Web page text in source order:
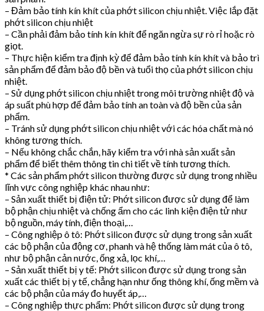
– Đảm bảo tính kín khít của phớt silicon chịu nhiệt. Việc lắp đặt
phớt silicon chịu nhiệt
– Cần phải đảm bảo tính kín khít để ngăn ngừa sự rò rỉ hoặc rò
giọt.
– Thực hiện kiểm tra định kỳ để đảm bảo tính kín khít và bảo trì
sản phẩm để đảm bảo độ bền và tuổi thọ của phớt silicon chịu
nhiệt.
– Sử dụng phớt silicon chịu nhiệt trong môi trường nhiệt độ và
áp suất phù hợp để đảm bảo tính an toàn và độ bền của sản
phẩm.
– Tránh sử dụng phớt silicon chịu nhiệt với các hóa chất mà nó
không tương thích.
– Nếu không chắc chắn, hãy kiểm tra với nhà sản xuất sản
phẩm để biết thêm thông tin chi tiết về tính tương thích.
* Các sản phẩm phớt silicon thường được sử dụng trong nhiều
lĩnh vực công nghiệp khác nhau như:
– Sản xuất thiết bị điện tử: Phớt silicon được sử dụng để làm
bộ phận chịu nhiệt và chống ẩm cho các linh kiện điện tử như
bộ nguồn, máy tính, điện thoại,…
– Công nghiệp ô tô: Phớt silicon được sử dụng trong sản xuất
các bộ phận của động cơ, phanh và hệ thống làm mát của ô tô,
như bộ phận cản nước, ống xả, lọc khí,…
– Sản xuất thiết bị y tế: Phớt silicon được sử dụng trong sản
xuất các thiết bị y tế, chẳng hạn như ống thông khí, ống mềm và
các bộ phận của máy đo huyết áp,…
– Công nghiệp thực phẩm: Phớt silicon được sử dụng trong